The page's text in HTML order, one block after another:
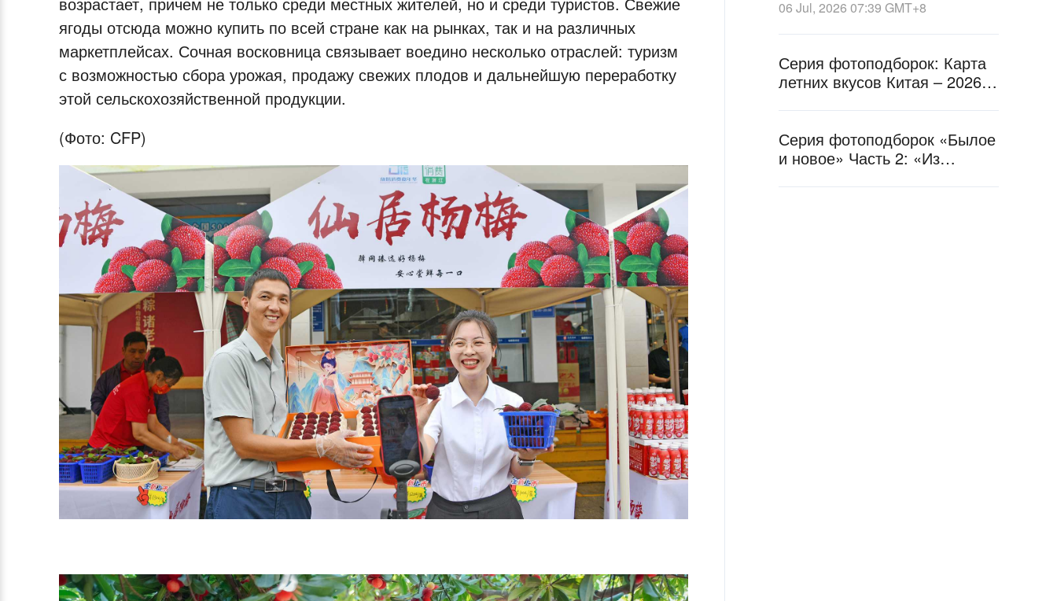
ягоды отсюда можно купить по всей стране как на рынках, так и на различных
маркетплейсах. Сочная восковница связывает воедино несколько отраслей: туризм
с возможностью сбора урожая, продажу свежих плодов и дальнейшую переработку
этой сельскохозяйственной продукции.
(Фото: CFP)
06 Jul, 2026 07:39 GMT+8
Серия фотоподборок: Карта
летних вкусов Китая – 2026
Серия фотоподборок «Былое
и новое» Часть 2: «Из